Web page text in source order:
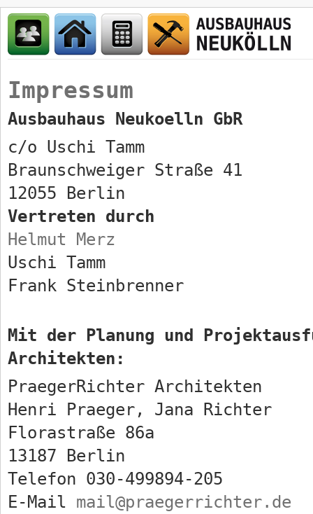
Impressum
Ausbauhaus Neukoelln GbR
c/o Uschi Tamm
Braunschweiger Straße 41
12055 Berlin
Vertreten durch
Helmut Merz
Uschi Tamm
Frank Steinbrenner
Mit der Planung und
Architekten:
PraegerRichter Architekten
Henri Praeger, Jana Richter
Florastraße 86a
13187 Berlin
Telefon 030-499894-205
E-Mail mail@praegerrichter.de